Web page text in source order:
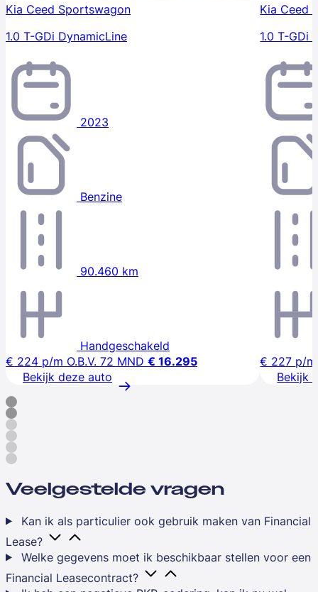
Kia Ceed Sportswagon
1.0 T-GDi DynamicLine
2023
Benzine
90.460 km
Handgeschakeld
€ 224 p/m O.B.V. 72 MND € 16.295
Bekijk deze auto
Kia Ceed
1.0 T-GDi
€ 227 p/m
Bekijk
Veelgestelde vragen
Kan ik als particulier ook gebruik maken van Financial
Lease?
Welke gegevens moet ik beschikbaar stellen voor een
Financial Leasecontract?